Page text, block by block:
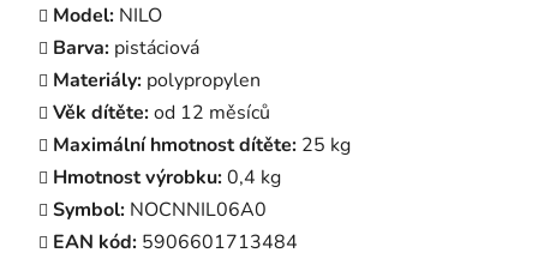
Model: NILO
Barva: pistáciová
Materiály: polypropylen
Věk dítěte:od 12 měsíců
Maximální hmotnost dítěte: 25 kg
Hmotnost výrobku:0,4 kg
Symbol: NOCNNIL06A0
EAN kód: 5906601713484